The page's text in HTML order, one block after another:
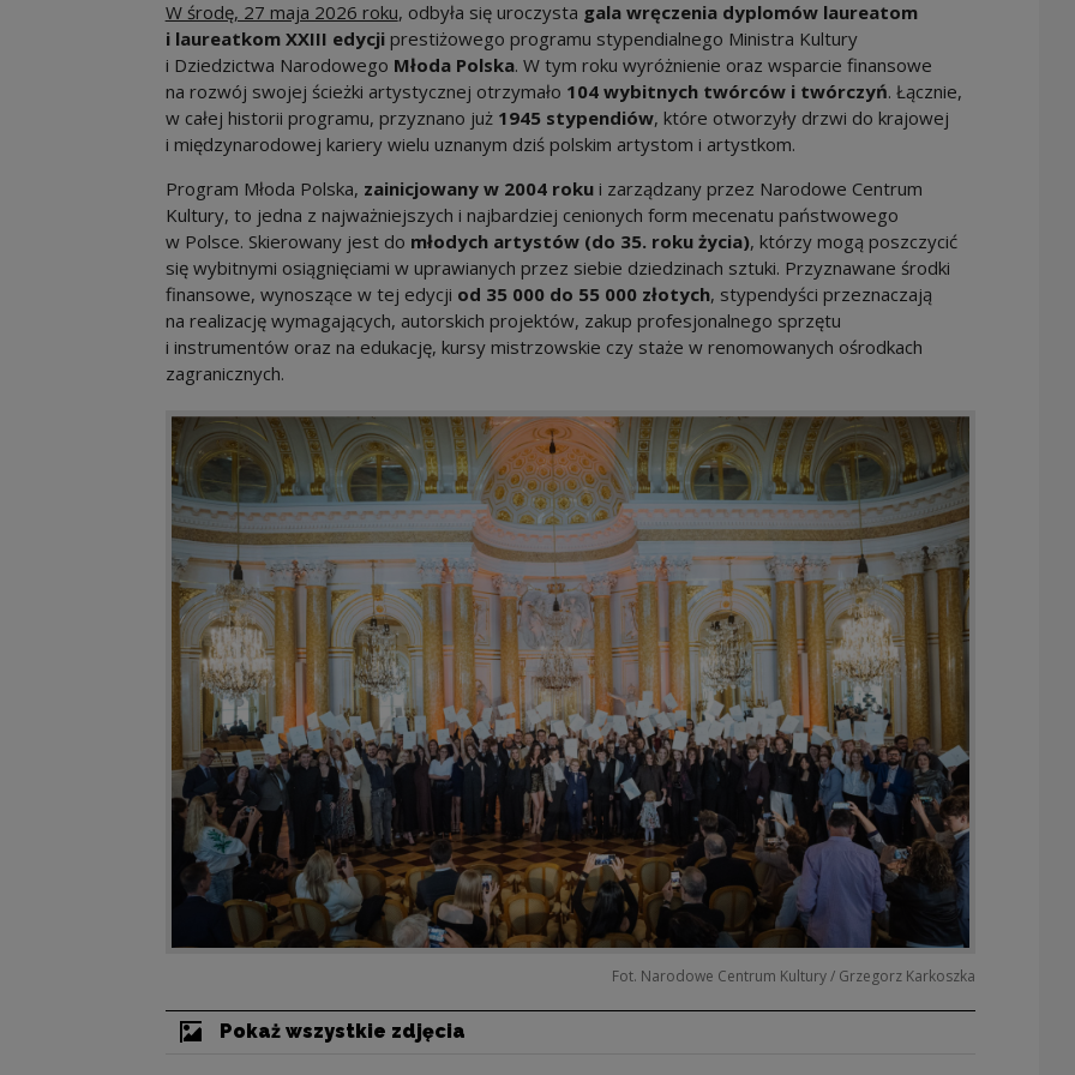
W środę, 27 maja 2026 roku, odbyła się uroczysta gala wręczenia dyplomów laureatom
i laureatkom XXIII edycjiprestiżowego programu stypendialnego Ministra Kultury
i Dziedzictwa Narodowego Młoda Polska. W tym roku wyróżnienie oraz wsparcie finansowe
na rozwój swojej ścieżki artystycznej otrzymało 104 wybitnych twórców i twórczyń. Łącznie,
w całej historii programu, przyznano już 1945 stypendiów, które otworzyły drzwi do krajowej
i międzynarodowej kariery wielu uznanym dziś polskim artystom i artystkom.
Program Młoda Polska, zainicjowany w 2004 rokui zarządzany przez Narodowe Centrum
Kultury, to jedna z najważniejszych i najbardziej cenionych form mecenatu państwowego
w Polsce. Skierowany jest do młodych artystów (do 35. roku życia), którzy mogą poszczycić
się wybitnymi osiągnięciami w uprawianych przez siebie dziedzinach sztuki. Przyznawane środki
finansowe, wynoszące w tej edycji od 35 000 do 55 000 złotych, stypendyści przeznaczają
na realizację wymagających, autorskich projektów, zakup profesjonalnego sprzętu
i instrumentów oraz na edukację, kursy mistrzowskie czy staże w renomowanych ośrodkach
zagranicznych.
Fot. Narodowe Centrum Kultury / Grzegorz Karkoszka
Pokaż wszystkie zdjęcia